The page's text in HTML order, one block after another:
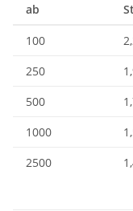
ab
100
250
500
1000
2500